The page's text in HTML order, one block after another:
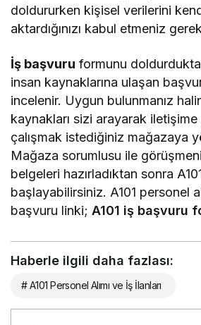
doldururken kişisel verilerini
aktardığınızı kabul etmeniz
İş başvuru formunu
insan kaynaklarına ulaşan
incelenir. Uygun bulunmanız
kaynakları sizi arayarak
çalışmak istediğiniz mağazaya
Mağaza sorumlusu ile
belgeleri hazırladıktan sonra
başlayabilirsiniz. A101 personel
başvuru linki; A101 iş başvuru
Haberle ilgili daha fazlası:
# A101 Personel Alımı ve İş İlanları